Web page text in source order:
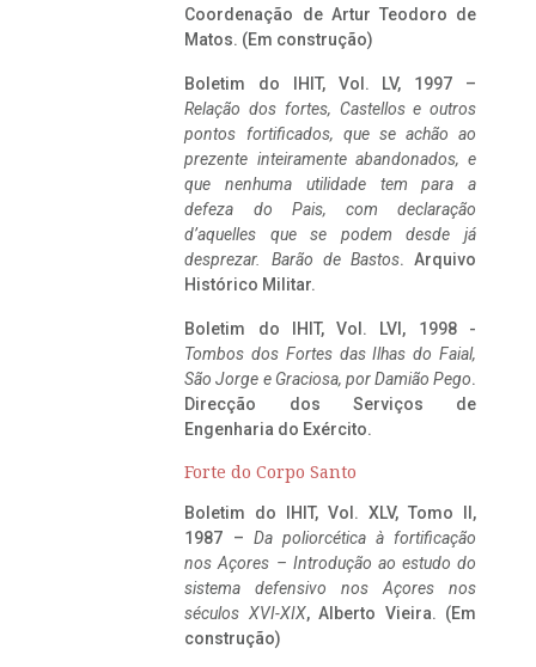
Coordenação de Artur Teodoro de
Matos. (Em construção)
Boletim do IHIT, Vol. LV, 1997 –
Relação dos fortes, Castellos e outros
pontos fortificados, que se achão ao
prezente inteiramente abandonados, e
que nenhuma utilidade tem para a
defeza do Pais, com declaração
d’aquelles que se podem desde já
desprezar. Barão de Bastos. Arquivo
Histórico Militar.
Boletim do IHIT, Vol. LVI, 1998 -
Tombos dos Fortes das Ilhas do Faial,
São Jorge e Graciosa, por Damião Pego.
Direcção dos Serviços de
Engenharia do Exército.
Forte do Corpo Santo
Boletim do IHIT, Vol. XLV, Tomo II,
1987 – Da poliorcética à fortificação
nos Açores – Introdução ao estudo do
sistema defensivo nos Açores nos
séculos XVI-XIX, Alberto Vieira. (Em
construção)